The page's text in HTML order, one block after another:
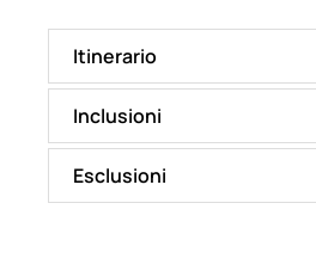
Itinerario
Inclusioni
Esclusioni